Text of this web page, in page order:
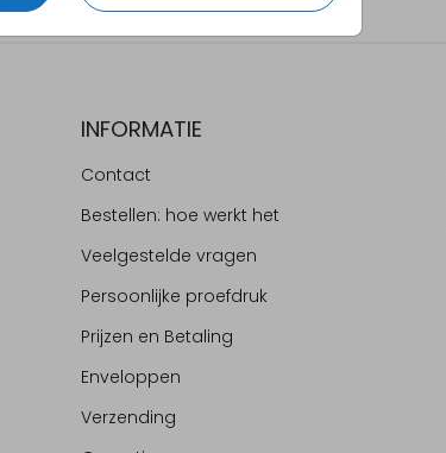
INFORMATIE
Contact
Bestellen: hoe werkt het
Veelgestelde vragen
Persoonlijke proefdruk
Prijzen en Betaling
Enveloppen
Verzending